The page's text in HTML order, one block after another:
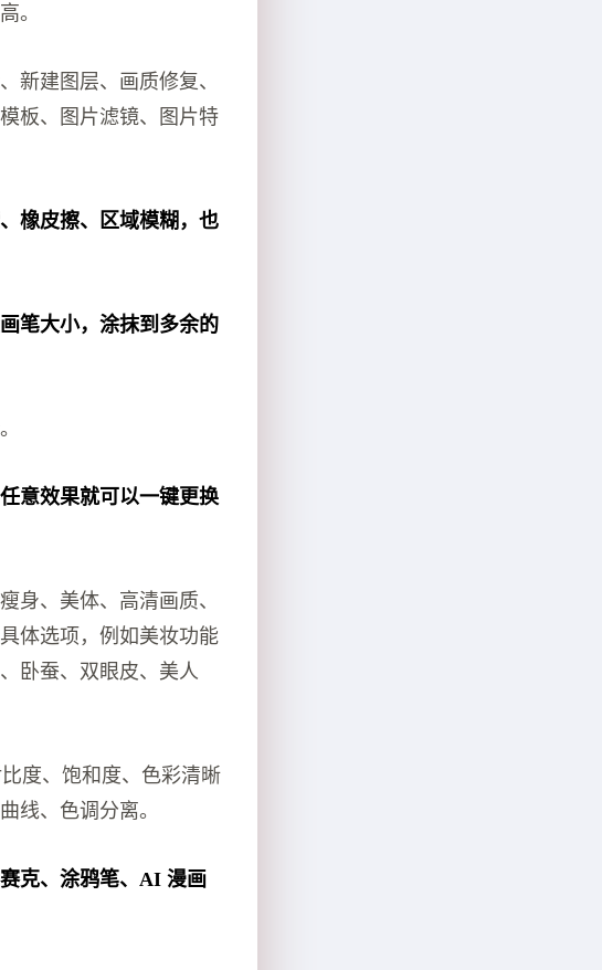
。
新建图层、画质修复、
板、图片滤镜、图片特
橡皮擦、区域模糊，也
笔大小，涂抹到多余的
意效果就可以一键更换
身、美体、高清画质、
体选项，例如美妆功能
卧蚕、双眼皮、美人
度、饱和度、色彩清晰
线、色调分离。
克、涂鸦笔、AI 漫画